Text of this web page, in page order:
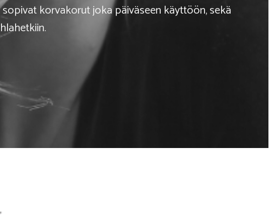
korvakorut joka päiväseen käyttöön, sekä